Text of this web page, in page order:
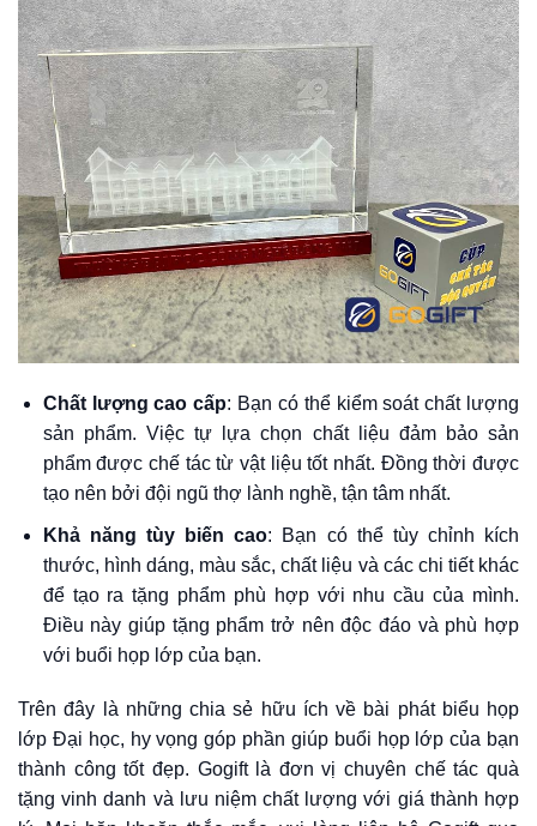
Chất lượng cao cấp: Bạn có thể kiểm soát chất lượng
sản phẩm. Việc tự lựa chọn chất liệu đảm bảo sản
phẩm được chế tác từ vật liệu tốt nhất. Đồng thời được
tạo nên bởi đội ngũ thợ lành nghề, tận tâm nhất.
Khả năng tùy biến cao: Bạn có thể tùy chỉnh kích
thước, hình dáng, màu sắc, chất liệu và các chi tiết khác
để tạo ra tặng phẩm phù hợp với nhu cầu của mình.
Điều này giúp tặng phẩm trở nên độc đáo và phù hợp
với buổi họp lớp của bạn.
Trên đây là những chia sẻ hữu ích về bài phát biểu họp
lớp Đại học, hy vọng góp phần giúp buổi họp lớp của bạn
thành công tốt đẹp. Gogift là đơn vị chuyên chế tác quà
tặng vinh danh và lưu niệm chất lượng với giá thành hợp